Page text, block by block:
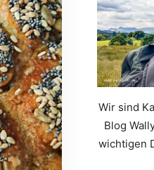
Wir sind
Blog
wichtigen